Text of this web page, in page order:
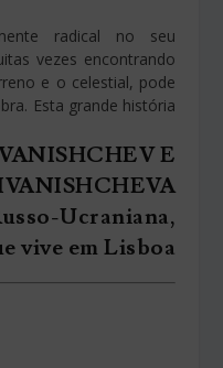
radical no seu
vezes encontrando
e o celestial, pode
Esta grande história
E
Ucraniana,
vive em Lisboa